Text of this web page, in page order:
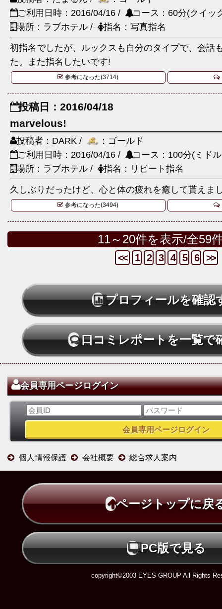
ご利用日時：2016/04/16 /
コース：60分(クイ
場所：ラブホテル /
指名：写真指名
初指名でしたが、ルックスも自分のタイプで、会話
た。また指名したいです!
参考になった(3714)
投稿日：2016/04/18
marvelous!
投稿者：DARK /
：ゴールド
ご利用日時：2016/04/16 /
コース：100分(ミド
場所：ラブホテル /
指名：リピート指名
久しぶりだったけど、心と体の疲れを癒して貰えま
参考になった(3494)
11～20件を表示/全59
<< 1 2 3 4 5 6 >>
プロフィールを確認
口コミレポートを一覧で
会員専用ページログイン
個人情報保護 会社概要 総合求人案内
ページトップに戻
PC版で見る
copyright©2003 EYES GROUP All Rights